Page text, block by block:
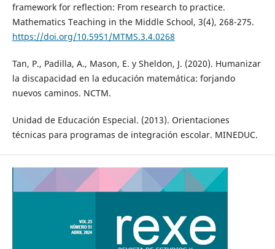
framework for reflection: From research to practice.
Mathematics Teaching in the Middle School, 3(4), 268-275.
https://doi.org/10.5951/MTMS.3.4.0268
Tan, P., Padilla, A., Mason, E. y Sheldon, J. (2020). Humanizar
la discapacidad en la educación matemática: forjando
nuevos caminos. NCTM.
Unidad de Educación Especial. (2013). Orientaciones
técnicas para programas de integración escolar. MINEDUC.